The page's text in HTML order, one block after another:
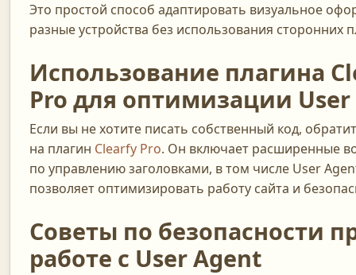
Это простой способ адаптировать визуальное
разные устройства без использования сторонних
Использование плагина
Pro для оптимизации
Если вы не хотите писать собственный код,
на плагин Clearfy Pro. Он включает расширенные
по управлению заголовками, в том числе User
позволяет оптимизировать работу сайта и
Советы по безопасности
работе с User Agent